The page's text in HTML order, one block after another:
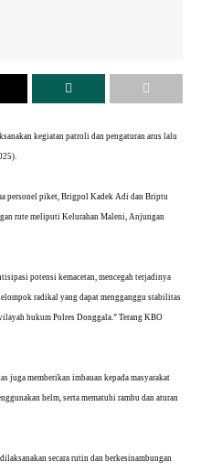
kegiatan patroli dan pengaturan arus lalu
personel piket, Brigpol Kadek Adi dan Briptu
rute meliputi Kelurahan Maleni, Anjungan
potensi kemacetan, mencegah terjadinya
radikal yang dapat mengganggu stabilitas
hukum Polres Donggala.” Terang KBO
juga memberikan imbauan kepada masyarakat
helm, serta mematuhi rambu dan aturan
secara rutin dan berkesinambungan